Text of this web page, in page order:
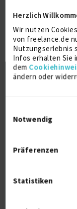
Herzlich
Wir nutzen
von freelance.de
Nutzungserlebnis
Infos erhalten Sie
dem
ändern oder
Notwendig
Präferenzen
Statistiken
SW-
C#/.NET
Software
0
Referenzen